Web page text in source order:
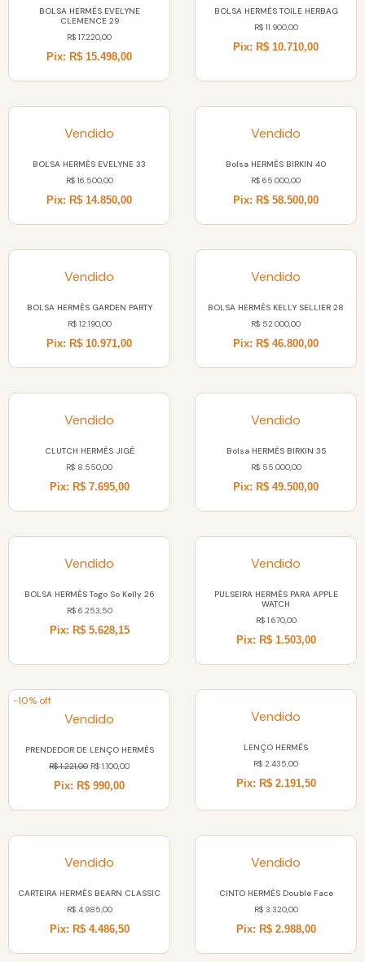
BOLSA HERMÈS EVELYNE
CLEMENCE 29
R$ 17.220,00
Pix: R$ 15.498,00
BOLSA HERMÈS TOILE HERBAG
R$11.900,00
Pix: R$ 10.710,00
Vendido
BOLSA HERMÈS EVELYNE 33
R$16.500,00
Pix: R$ 14.850,00
Vendido
Bolsa HERMÈS BIRKIN 40
R$ 65.000,00
Pix: R$ 58.500,00
Vendido
BOLSA HERMÈS GARDEN PARTY
R$12.190,00
Pix: R$ 10.971,00
Vendido
BOLSA HERMÈS KELLY SELLIER 28
R$ 52.000,00
Pix: R$ 46.800,00
Vendido
CLUTCH HERMÈS JIGÊ
R$ 8.550,00
Pix: R$ 7.695,00
Vendido
Bolsa HERMÈS BIRKIN 35
R$55.000,00
Pix: R$ 49.500,00
Vendido
BOLSA HERMÈS Togo So Kelly 26
R$6.253,50
Pix: R$ 5.628,15
Vendido
PULSEIRA HERMÈS PARA APPLE
WATCH
R$1.670,00
Pix: R$ 1.503,00
-10% off
Vendido
PRENDEDOR DE LENÇO HERMÈS
R$1.221,00 R$ 1.100,00
Pix: R$ 990,00
Vendido
LENÇO HERMÉS
R$ 2.435,00
Pix: R$ 2.191,50
Vendido
CARTEIRA HERMÈS BEARN CLASSIC
R$4.985,00
Pix: R$ 4.486,50
Vendido
CINTO HERMÉS Double Face
R$3.320,00
Pix: R$ 2.988,00